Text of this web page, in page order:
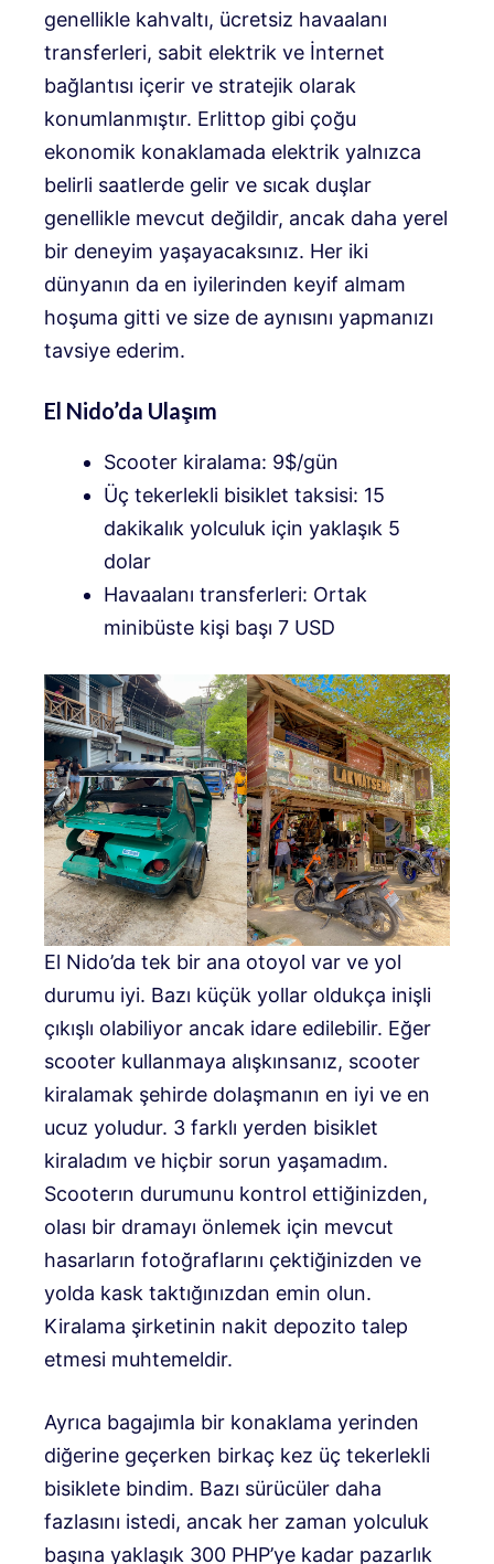
genellikle kahvaltı, ücretsiz havaalanı
transferleri, sabit elektrik ve İnternet
bağlantısı içerir ve stratejik olarak
konumlanmıştır. Erlittop gibi çoğu
ekonomik konaklamada elektrik yalnızca
belirli saatlerde gelir ve sıcak duşlar
genellikle mevcut değildir, ancak daha yerel
bir deneyim yaşayacaksınız. Her iki
dünyanın da en iyilerinden keyif almam
hoşuma gitti ve size de aynısını yapmanızı
tavsiye ederim.
El Nido’da Ulaşım
Scooter kiralama: 9$/gün
Üç tekerlekli bisiklet taksisi: 15
dakikalık yolculuk için yaklaşık 5
dolar
Havaalanı transferleri: Ortak
minibüste kişi başı 7 USD
El Nido’da tek bir ana otoyol var ve yol
durumu iyi. Bazı küçük yollar oldukça inişli
çıkışlı olabiliyor ancak idare edilebilir. Eğer
scooter kullanmaya alışkınsanız, scooter
kiralamak şehirde dolaşmanın en iyi ve en
ucuz yoludur. 3 farklı yerden bisiklet
kiraladım ve hiçbir sorun yaşamadım.
Scooterın durumunu kontrol ettiğinizden,
olası bir dramayı önlemek için mevcut
hasarların fotoğraflarını çektiğinizden ve
yolda kask taktığınızdan emin olun.
Kiralama şirketinin nakit depozito talep
etmesi muhtemeldir.
Ayrıca bagajımla bir konaklama yerinden
diğerine geçerken birkaç kez üç tekerlekli
bisiklete bindim. Bazı sürücüler daha
fazlasını istedi, ancak her zaman yolculuk
başına yaklaşık 300 PHP’ye kadar pazarlık